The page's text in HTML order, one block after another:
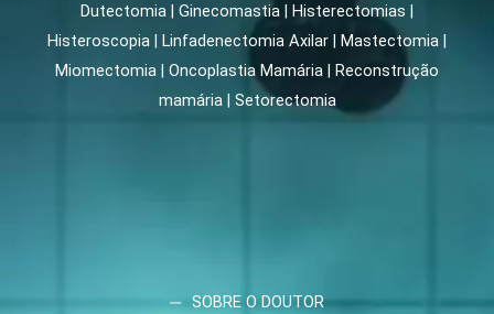
Dutectomia | Ginecomastia | Histerectomias |
Histeroscopia | Linfadenectomia Axilar | Mastectomia |
Miomectomia | Oncoplastia Mamária | Reconstrução
mamária | Setorectomia
SOBRE O DOUTOR